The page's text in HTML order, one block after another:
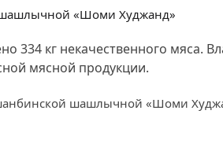
кг некачественного мяса.
мясной продукции.
шашлычной «Шоми